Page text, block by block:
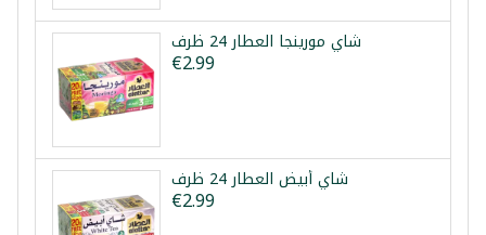
شاي مورينجا العطار 24 ظرف
€2.99
شاي أبيض العطار 24 ظرف
€2.99